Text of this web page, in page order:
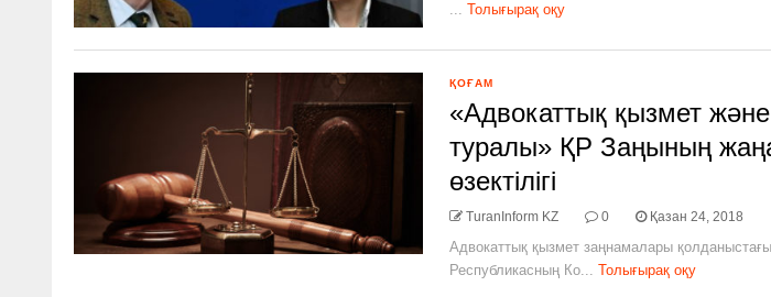
... Толығырақ оқу
ҚОҒАМ
«Адвокаттық қызмет және
туралы» ҚР Заңының
өзектілігі
TuranInform KZ 0 Қазан 24, 2018
Адвокаттық қызмет заңнамалары
Республикасның Ко... Толығырақ оқу